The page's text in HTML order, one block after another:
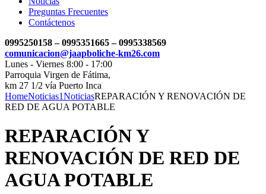
Preguntas Frecuentes
Contáctenos
0995250158 – 0995351665 – 0995338569
comunicacion@jaapboliche-km26.com
Lunes - Viernes 8:00 - 17:00
Parroquia Virgen de Fátima,
km 27 1/2 vía Puerto Inca
HomeNoticias1NoticiasREPARACIÓN Y RENOVACIÓN DE
RED DE AGUA POTABLE
REPARACIÓN Y
RENOVACIÓN DE RED DE
AGUA POTABLE